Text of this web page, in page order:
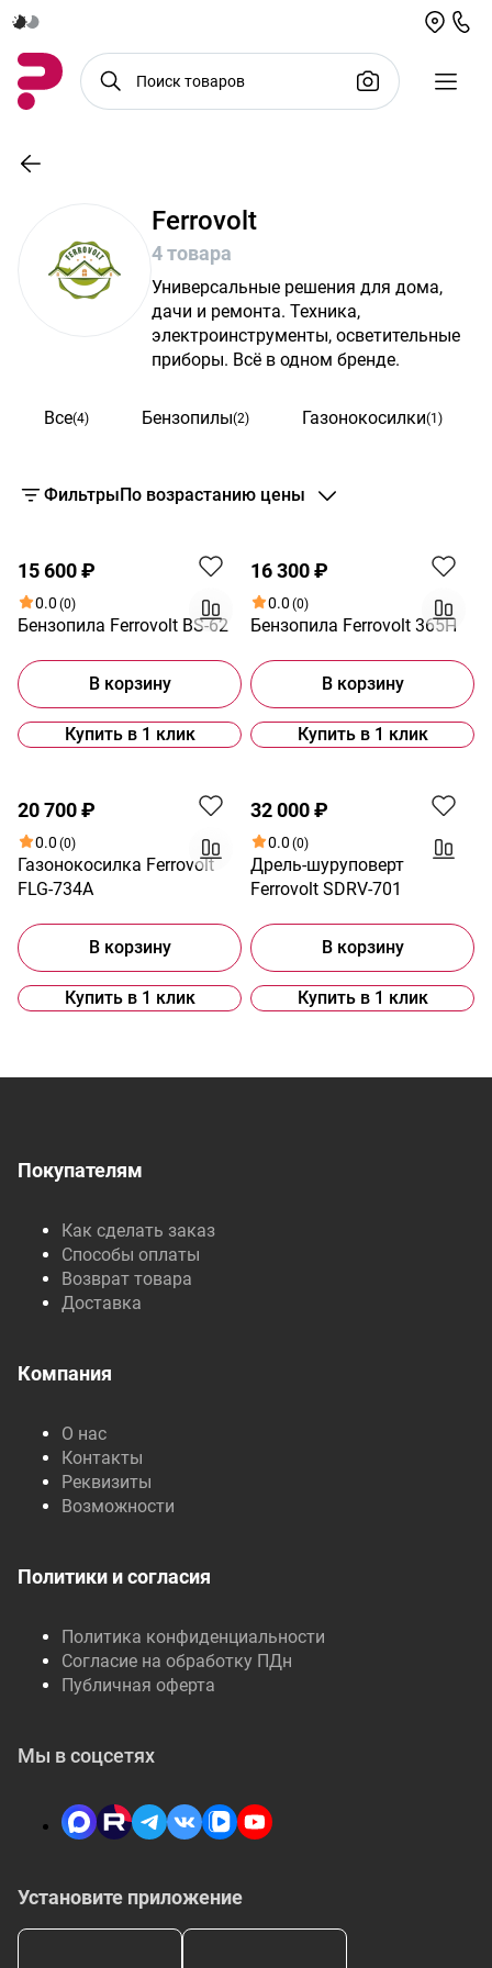
Ferrovolt
4 товара
Универсальные решения для дома,
дачи и ремонта. Техника,
электроинструменты, осветительные
приборы. Всё в одном бренде.
Все(4) Бензопилы(2) Газонокосилки(1)
ФильтрыПо возрастанию цены
15 600 ₽
0.0 (0)
Бензопила Ferrovolt BS-62
В корзину
Купить в 1 клик
16 300 ₽
0.0 (0)
Бензопила Ferrovolt 365H
В корзину
Купить в 1 клик
20 700 ₽
0.0 (0)
Газонокосилка Ferrovolt
FLG-734A
В корзину
Купить в 1 клик
32 000 ₽
0.0 (0)
Дрель-шуруповерт
Ferrovolt SDRV-701
В корзину
Купить в 1 клик
Покупателям
Как сделать заказ
Способы оплаты
Возврат товара
Доставка
Компания
О нас
Контакты
Реквизиты
Возможности
Политики и согласия
Политика конфиденциальности
Согласие на обработку ПДн
Публичная оферта
Установите приложение
Мы в соцсетях